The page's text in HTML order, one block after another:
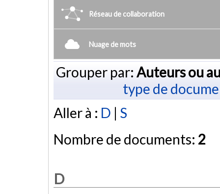
Réseau de collaboration
Nuage de mots
Grouper par: Auteurs ou
type de
Aller à : D | S
Nombre de documents: 2
D